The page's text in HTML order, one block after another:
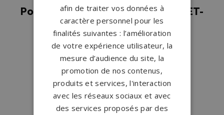
Pompes funèbres MORET-LOING-ET-
ORVANNE→
Pompes funèbres Nangis →
Pompes funèbres Ozoir-la-
Ferrière →
Pompes funèbres Pontault
Combault→
afin de traiter vos données à
caractère personnel pour les
finalités suivantes : l’amélioration
de votre expérience utilisateur, la
mesure d’audience du site, la
promotion de nos contenus,
produits et services, l'interaction
avec les réseaux sociaux et avec
des services proposés par des